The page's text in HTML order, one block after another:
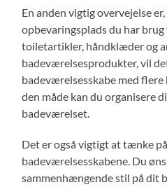
En anden vigtig overvejelse
opbevaringsplads du har brug
toiletartikler, håndklæder og
badeværelsesprodukter, vil
badeværelsesskabe med flere
den måde kan du organisere
badeværelset.
Det er også vigtigt at tænke
badeværelsesskabene. Du
sammenhængende stil på dit